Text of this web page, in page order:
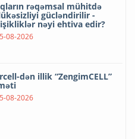
rəqəmsal mühitdə
gücləndirilir -
nəyi ehtiva edir?
08-2026
dən illik “ZengimCELL”
08-2026